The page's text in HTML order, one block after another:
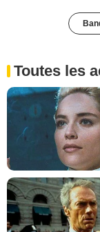
Toutes les